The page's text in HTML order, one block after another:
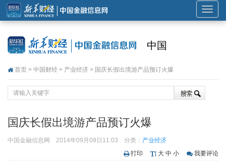
展
开
中国
首页 > 中国财经 > 产业经济 > 国庆长假出境游产品预订火爆
国庆长假出境游产品预订火爆
中国金融信息网 2014年09月09日11:03 分类： 产业经济
打印
大 中 小 我要评论